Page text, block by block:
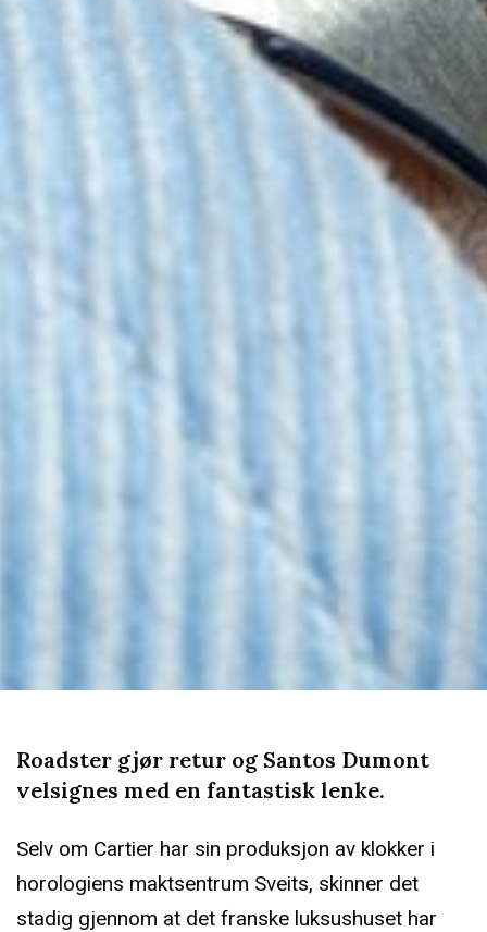
Roadster gjør retur og Santos Dumont
velsignes med en fantastisk lenke.
Selv om Cartier har sin produksjon av klokker i
horologiens maktsentrum Sveits, skinner det
stadig gjennom at det franske luksushuset har